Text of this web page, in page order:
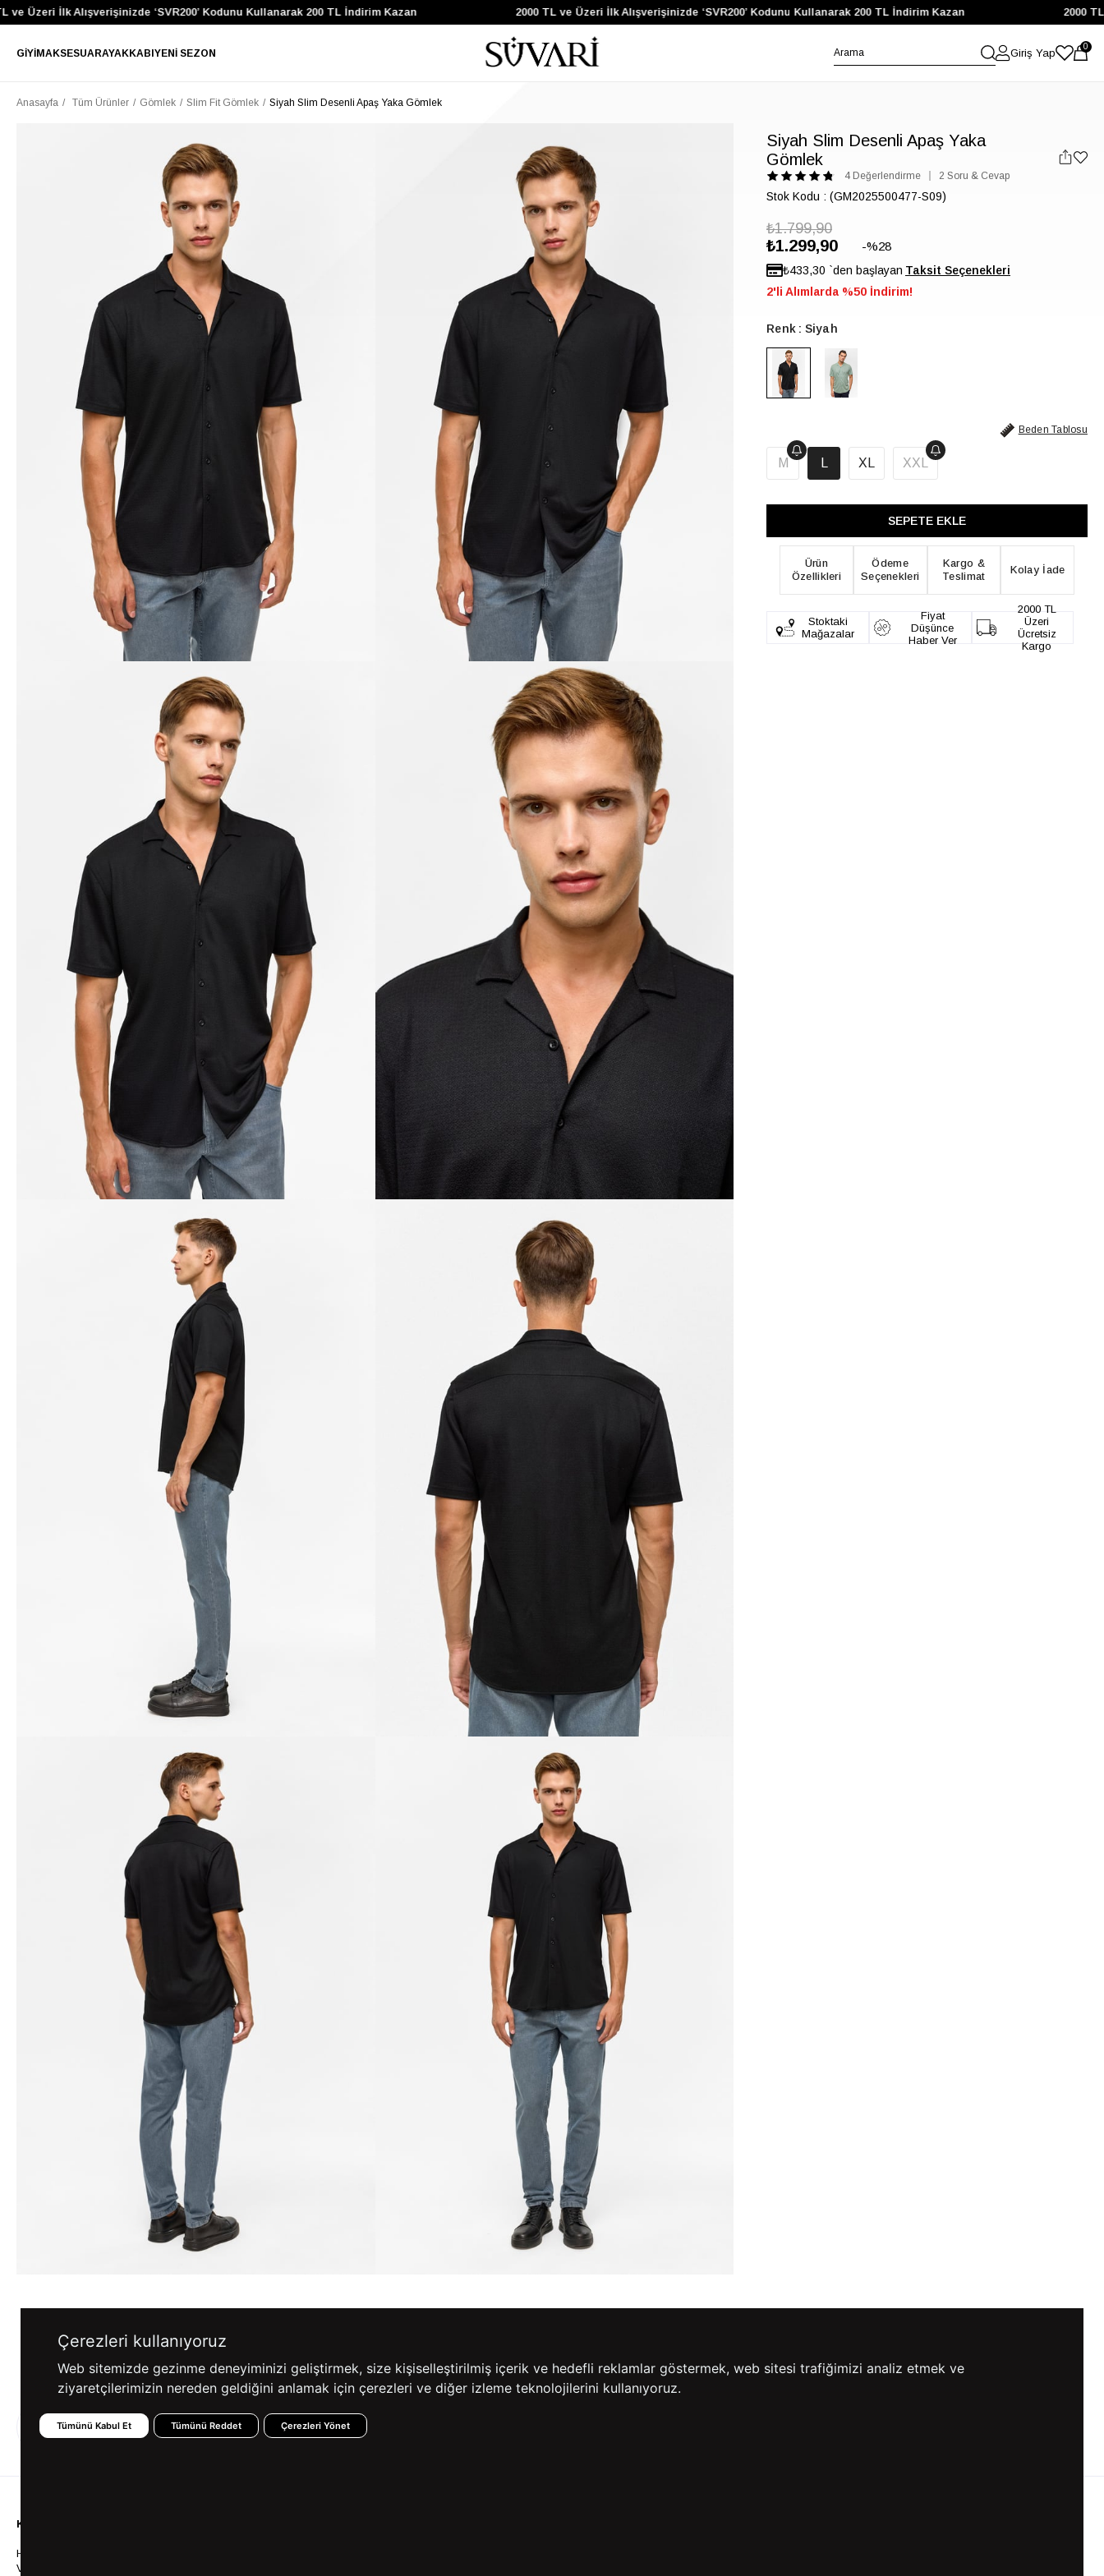
Üzeri İlk Alışverişinizde ‘SVR200’ Kodunu Kullanarak 200 TL İndirim Kazan 2000 TL ve Üzeri İlk Alışverişinizde ‘SVR200’ Kodunu Kullanarak 200 TL İndirim Kazan 2000 TL
GIYIMAKSESUARAYAKKABIYENI SEZON Giriş Yap
0
Anasayfa Tüm Ürünler Gömlek Slim Fit Gömlek Siyah Slim Desenli Apaş Yaka Gömlek
Siyah Slim Desenli Apaş Yaka
Gömlek
4 Değerlendirme 2 Soru & Cevap
Stok Kodu (GM2025500477-S09)
₺1.799,90
₺1.299,90 28
₺433,30 `den başlayan
2'li Alımlarda %50 İndirim!
Renk Siyah
Beden Tablosu
M XL XXL
Ürün
Özellikleri
Ödeme
Seçenekleri
Kargo &
Teslimat
Kolay İade
Stoktaki
Mağazalar
Fiyat
Düşünce
Haber Ver
2000 TL
Üzeri
Ücretsiz
Kargo
%100 GÜVENLİ
ALIŞVERİŞ
FARKLI ÖDEME
SEÇENEKLERİ
KURUMSAL
Hakkımızda
Vizyonumuz & Misyonumuz
Çerezleri kullanıyoruz
Web sitemizde gezinme deneyiminizi geliştirmek, size kişiselleştirilmiş içerik ve hedefli reklamlar göstermek, web sitesi trafiğimizi analiz etmek ve
ziyaretçilerimizin nereden geldiğini anlamak için çerezleri ve diğer izleme teknolojilerini kullanıyoruz.
Tümünü Kabul Et Tümünü Reddet Çerezleri Yönet